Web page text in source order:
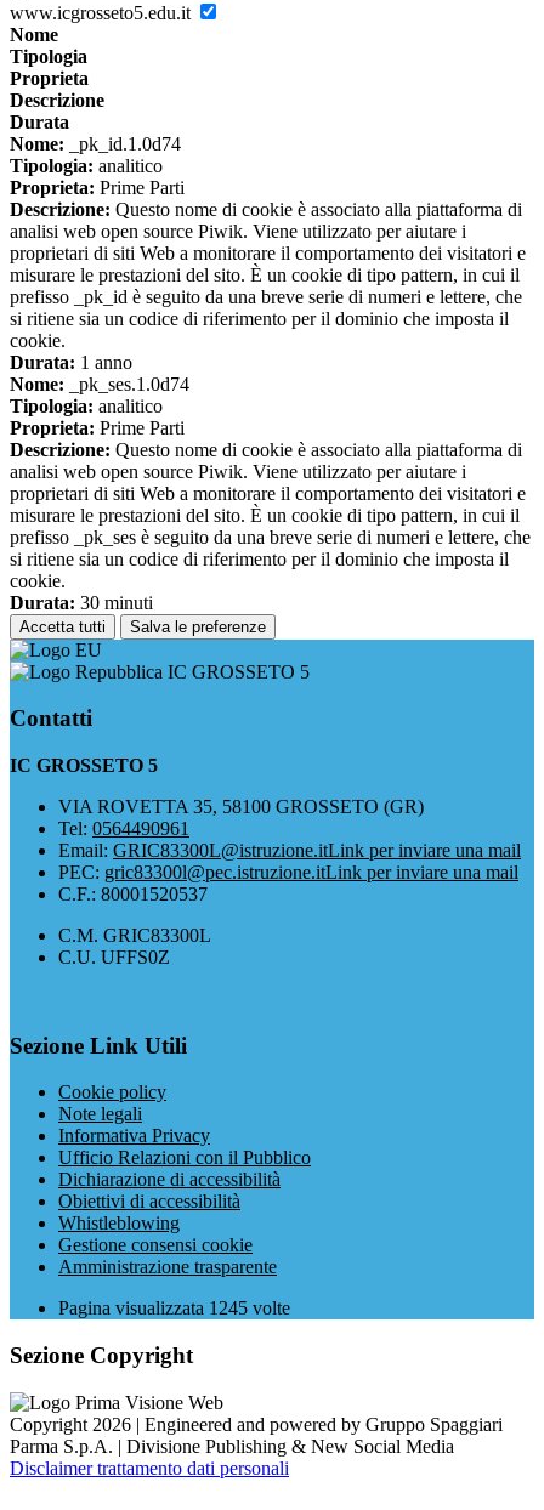
www.icgrosseto5.edu.it
Nome
Tipologia
Proprieta
Descrizione
Durata
Nome: _pk_id.1.0d74
Tipologia: analitico
Proprieta: Prime Parti
Descrizione: Questo nome di cookie è associato alla piattaforma di
analisi web open source Piwik. Viene utilizzato per aiutare i
proprietari di siti Web a monitorare il comportamento dei visitatori e
misurare le prestazioni del sito. È un cookie di tipo pattern, in cui il
prefisso _pk_id è seguito da una breve serie di numeri e lettere, che
si ritiene sia un codice di riferimento per il dominio che imposta il
cookie.
Durata: 1 anno
Nome: _pk_ses.1.0d74
Tipologia: analitico
Proprieta: Prime Parti
Descrizione: Questo nome di cookie è associato alla piattaforma di
analisi web open source Piwik. Viene utilizzato per aiutare i
proprietari di siti Web a monitorare il comportamento dei visitatori e
misurare le prestazioni del sito. È un cookie di tipo pattern, in cui il
prefisso _pk_ses è seguito da una breve serie di numeri e lettere, che
si ritiene sia un codice di riferimento per il dominio che imposta il
cookie.
Durata: 30 minuti
Accetta tutti Salva le preferenze
IC GROSSETO 5
Contatti
IC GROSSETO 5
VIA ROVETTA 35, 58100 GROSSETO (GR)
Tel: 0564490961
Email: GRIC83300L@istruzione.itLink per inviare una mail
PEC: gric83300l@pec.istruzione.itLink per inviare una mail
C.F.: 80001520537
C.M. GRIC83300L
C.U. UFFS0Z
Sezione Link Utili
Cookie policy
Note legali
Informativa Privacy
Ufficio Relazioni con il Pubblico
Dichiarazione di accessibilità
Obiettivi di accessibilità
Whistleblowing
Gestione consensi cookie
Amministrazione trasparente
Pagina visualizzata 1245 volte
Sezione Copyright
Copyright 2026 | Engineered and powered by Gruppo Spaggiari
Parma S.p.A. | Divisione Publishing & New Social Media
Disclaimer trattamento dati personali